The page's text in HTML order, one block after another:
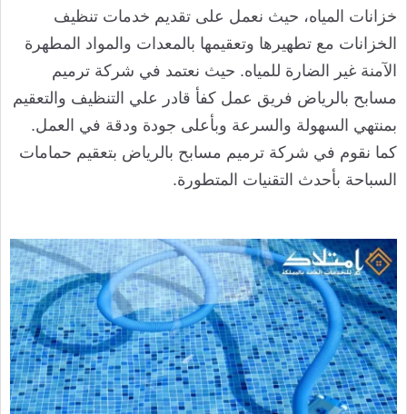
خزانات المياه، حيث نعمل على تقديم خدمات تنظيف
الخزانات مع تطهيرها وتعقيمها بالمعدات والمواد المطهرة
الآمنة غير الضارة للمياه. حيث نعتمد في شركة ترميم
مسابح بالرياض فريق عمل كفأ قادر علي التنظيف والتعقيم
بمنتهي السهولة والسرعة وبأعلى جودة ودقة في العمل.
كما نقوم في شركة ترميم مسابح بالرياض بتعقيم حمامات
السباحة بأحدث التقنيات المتطورة.